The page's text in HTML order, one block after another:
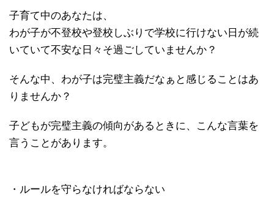
子育て中のあなたは、
わが子が不登校や登校しぶりで学校に行けない日が続
いていて不安な日々そ過ごしていませんか？
そんな中、わが子は完璧主義だなぁと感じることはあ
りませんか？
子どもが完璧主義の傾向があるときに、こんな言葉を
言うことがあります。
・ルールを守らなければならない